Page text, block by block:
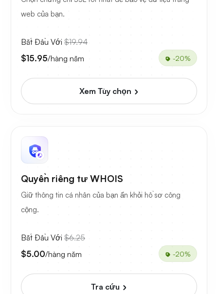
web của bạn.
Bắt Đầu Với $19.94
$15.95/hàng năm -20%
Xem Tùy chọn
Quyền riêng tư WHOIS
Giữ thông tin cá nhân của bạn ẩn khỏi hồ sơ công
cộng.
Bắt Đầu Với $6.25
$5.00/hàng năm -20%
Tra cứu